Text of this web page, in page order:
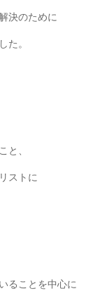
決のために
た。
と、
ストに
ることを中心に